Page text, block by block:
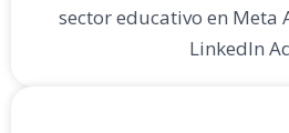
sector educativo en Meta
LinkedIn